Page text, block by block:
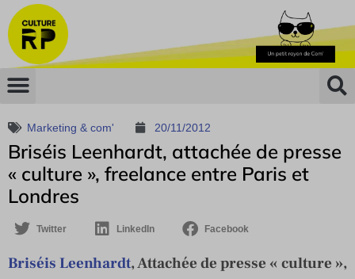
Marketing & com' 20/11/2012
Briséis Leenhardt, attachée de presse
« culture », freelance entre Paris et
Londres
Twitter LinkedIn Facebook
Briséis Leenhardt, Attachée de presse « culture »,